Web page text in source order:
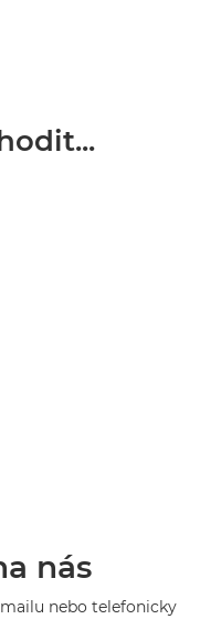
nás
nebo telefonicky